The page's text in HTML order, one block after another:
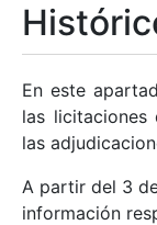
Mostrar/
Mostrar/Ocultar
Mostrar/
En este
las licitaciones
las
A partir del 3
información